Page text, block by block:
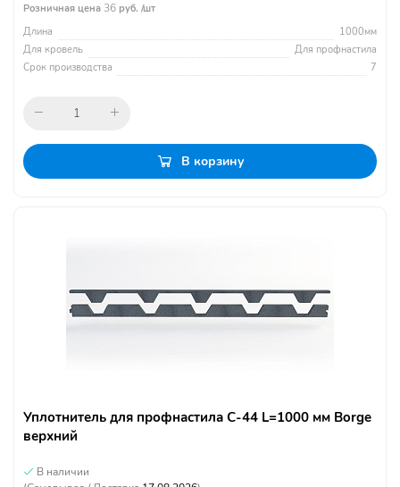
Розничная цена 36 руб. /шт
Длина
1000мм
Для кровель
Для профнастила
Срок производства
7
В корзину
Уплотнитель для профнастила С-44 L=1000 мм Borge
верхний
В наличии